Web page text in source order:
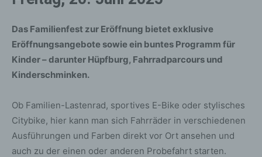
Das Familienfest zur Eröffnung bietet exklusive
Eröffnungsangebote sowie ein buntes Programm für
Kinder – darunter Hüpfburg, Fahrradparcours und
Kinderschminken.
Ob Familien-Lastenrad, sportives E-Bike oder stylisches
Citybike, hier kann man sich Fahrräder in verschiedenen
Ausführungen und Farben direkt vor Ort ansehen und
auch zu der einen oder anderen Probefahrt starten.